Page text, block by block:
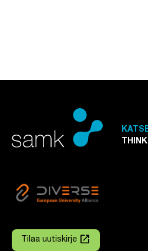
Tilaa uutiskirje
Linkki avautuu uuteen
launch